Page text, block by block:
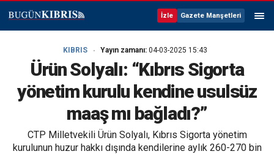
İzle Gazete Manşetleri
KIBRIS Yayın zamanı: 04-03-2025 15:43
Ürün Solyalı: “Kıbrıs Sigorta
yönetim kurulu kendine usulsüz
maaş mı bağladı?”
CTP Milletvekili Ürün Solyalı, Kıbrıs Sigorta yönetim
kurulunun huzur hakkı dışında kendilerine aylık 260-270 bin